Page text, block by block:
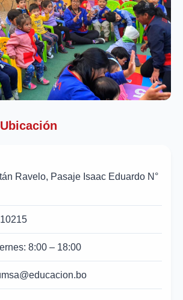
Ravelo, Pasaje Isaac Eduardo N°
8:00 – 18:00